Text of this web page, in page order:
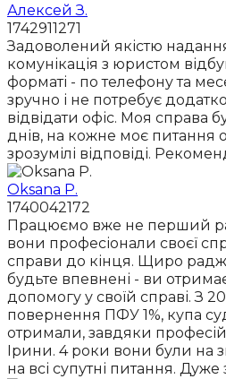
Алексей З.
1742911271
Задоволений якістю
комунікація з юристом
форматі - по телефону та
зручно і не потребує
відвідати офіс. Моя справа
днів, на кожне моє питання
зрозумілі відповіді.
Oksana P.
1740042172
Працюємо вже не перший
вони професіонали своєї
справи до кінця. Щиро
будьте впевнені - ви
допомогу у своїй справі. З
повернення ПФУ 1%, купа
отримали, завдяки
Ірини. 4 роки вони були на
на всі супутні питання.